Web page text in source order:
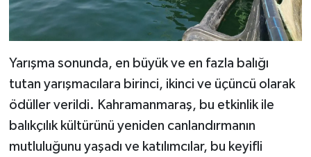
Yarışma sonunda, en büyük ve en fazla balığı
tutan yarışmacılara birinci, ikinci ve üçüncü olarak
ödüller verildi. Kahramanmaraş, bu etkinlik ile
balıkçılık kültürünü yeniden canlandırmanın
mutluluğunu yaşadı ve katılımcılar, bu keyifli